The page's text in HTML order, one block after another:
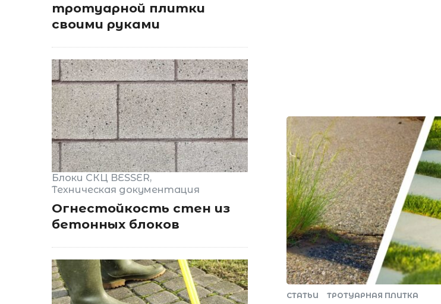
СТАТЬИ ТРОТУАРНАЯ ПЛИТКА
тротуарной плитки
своими руками
Блоки СКЦ BESSER
Техническая документация
Огнестойкость стен из
бетонных блоков